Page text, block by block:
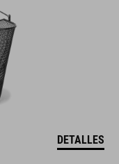
DETALLES